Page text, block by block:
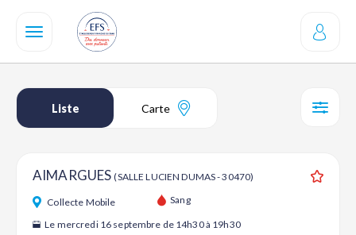
contenu
Liste Carte
AIMARGUES(SALLE LUCIEN DUMAS - 30470)
Collecte Mobile Sang
Le mercredi 16 septembre de 14h30 à 19h30